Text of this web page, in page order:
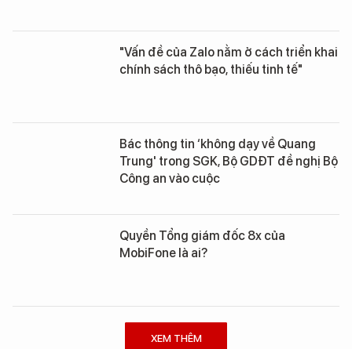
"Vấn đề của Zalo nằm ở cách triển khai
chính sách thô bạo, thiếu tinh tế"
Bác thông tin ‘không dạy về Quang
Trung' trong SGK, Bộ GDĐT đề nghị Bộ
Công an vào cuộc
Quyền Tổng giám đốc 8x của
MobiFone là ai?
XEM THÊM